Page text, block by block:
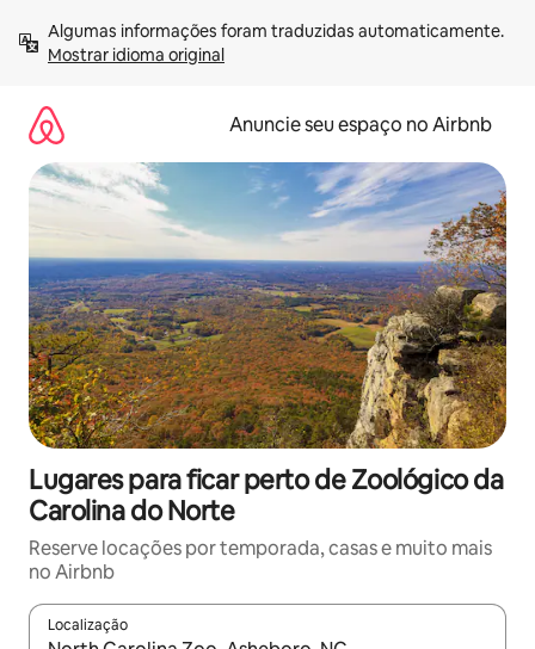
para
Mostrar idioma original
Anuncie seu espaço no Airbnb
Lugares para ficar perto de Zoológico da
Carolina do Norte
Reserve locações por temporada, casas e muito mais
no Airbnb
Localização